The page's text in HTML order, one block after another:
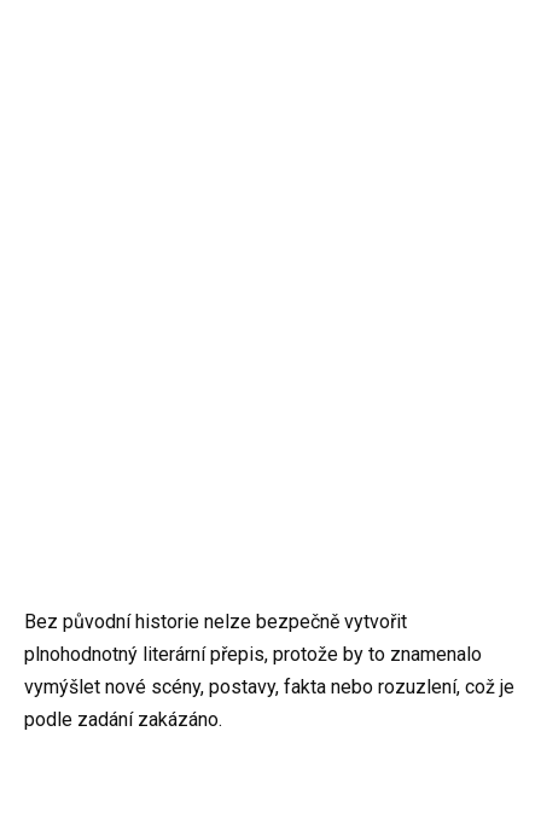
Bez původní historie nelze bezpečně vytvořit
plnohodnotný literární přepis, protože by to znamenalo
vymýšlet nové scény, postavy, fakta nebo rozuzlení, což je
podle zadání zakázáno.